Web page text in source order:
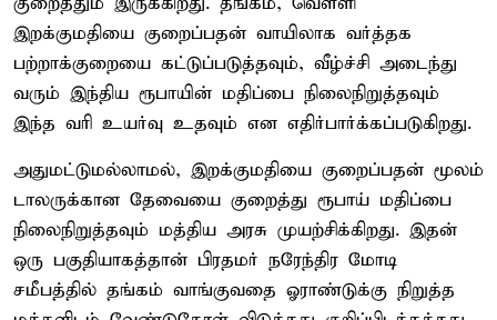
இறக்குமதியை குறைப்பதன் வாயிலாக வர்த்தக
பற்றாக்குறையை கட்டுப்படுத்தவும், வீழ்ச்சி அடைந்து
வரும் இந்திய ரூபாயின் மதிப்பை நிலைநிறுத்தவும்
இந்த வரி உயர்வு உதவும் என எதிர்பார்க்கப்படுகிறது.
அதுமட்டுமல்லாமல், இறக்குமதியை குறைப்பதன் மூலம்
டாலருக்கான தேவையை குறைத்து ரூபாய் மதிப்பை
நிலைநிறுத்தவும் மத்திய அரசு முயற்சிக்கிறது. இதன்
ஒரு பகுதியாகத்தான் பிரதமர் நரேந்திர மோடி
சமீபத்தில் தங்கம் வாங்குவதை ஓராண்டுக்கு நிறுத்த